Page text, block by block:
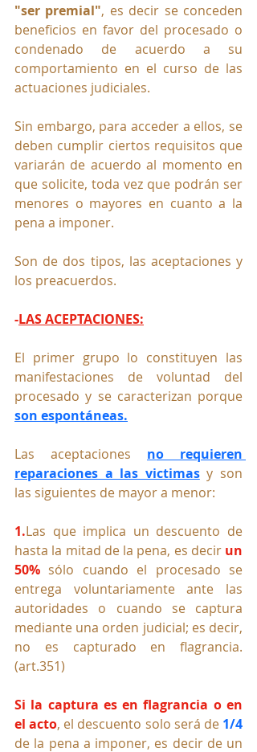
"ser premial"
beneficios en favor del procesado o
condenado de acuerdo a su
comportamiento en el curso de las
actuaciones judiciales.
Sin embargo, para acceder a ellos, se
deben cumplir ciertos requisitos que
variarán de acuerdo al momento en
que solicite, toda vez que podrán ser
menores o mayores en cuanto a la
pena a imponer.
Son de dos tipos, las aceptaciones y
los preacuerdos.
-LAS ACEPTACIONES:
El primer grupo lo constituyen las
manifestaciones de voluntad del
son espontáneas.
Las aceptaciones no requieren
reparaciones a las victimas y son
las siguientes de mayor a menor:
1.Las que implica un descuento de
hasta la mitad de la pena, es decir un
50% sólo cuando el procesado se
entrega voluntariamente ante las
autoridades o cuando se captura
mediante una orden judicial; es decir,
no es capturado en flagrancia.
(art.351)
Si la captura es en flagrancia o en
el acto, el descuento solo será de